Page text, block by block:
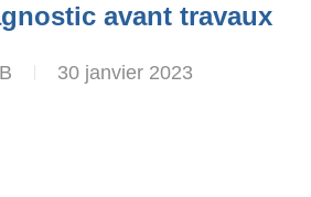
avant travaux
30 janvier 2023